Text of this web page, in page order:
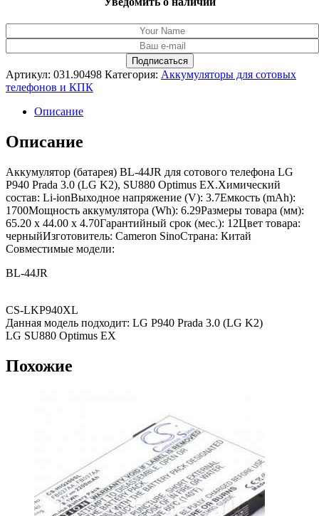
Артикул: 031.90498 Категория: Аккумуляторы для сотовых
телефонов и КПК
Описание
Описание
Аккумулятор (батарея) BL-44JR для сотового телефона LG
P940 Prada 3.0 (LG K2), SU880 Optimus EX.Химический
состав: Li-ionВыходное напряжение (V): 3.7Емкость (mAh):
1700Мощность аккумулятора (Wh): 6.29Размеры товара (мм):
65.20 x 44.00 x 4.70Гарантийный срок (мес.): 12Цвет товара:
черныйИзготовитель: Cameron SinoСтрана: Китай
Совместимые модели:
BL-44JR
CS-LKP940XL
Данная модель подходит: LG P940 Prada 3.0 (LG K2)
LG SU880 Optimus EX
Похожие